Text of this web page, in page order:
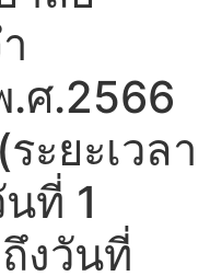
ศ.2566
ะยะเวลา
ที่ 1
งวันที่